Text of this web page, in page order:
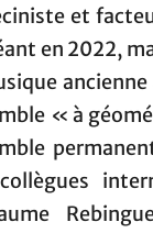
et
en 2022,
« à